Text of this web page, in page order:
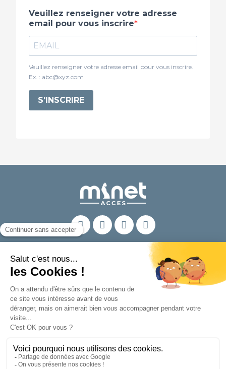
Veuillez renseigner votre adresse
email pour vous inscrire
Veuillez renseigner votre adresse email pour vous inscrire.
Ex. : abc@xyz.com
S'INSCRIRE
En savoir plus
Contact
605 Rue de la Rive
42320 La Grand-Croix
FRANCE
Infos & Devis